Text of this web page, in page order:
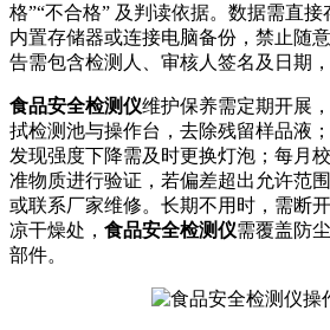
格”“不合格” 及判读依据。数据需直
内置存储器或连接电脑备份，禁止随
告需包含检测人、审核人签名及日期
食品安全检测仪维护保养需定期开展
拭检测池与操作台，去除残留样品液
发现强度下降需及时更换灯泡；每月
准物质进行验证，若偏差超出允许范
或联系厂家维修。长期不用时，需断
凉干燥处， 食品安全检测仪需覆盖防
部件。